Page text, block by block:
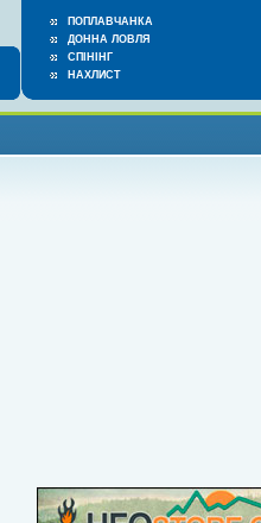
ПОПЛАВЧАНКА
ДОННА ЛОВЛЯ
СПІНІНГ
НАХЛИСТ